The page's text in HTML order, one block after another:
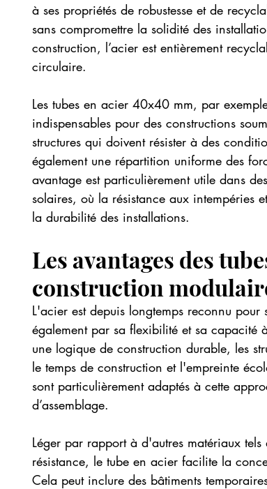
à ses propriétés de robustesse et de
sans compromettre la solidité des
construction, l’acier est entièrement
circulaire.
Les tubes en acier 40x40 mm, par
indispensables pour des constructions
structures qui doivent résister à des
également une répartition uniforme des
avantage est particulièrement utile dans
solaires, où la résistance aux intempéries
la durabilité des installations.
Les avantages des
construction
L'acier est depuis longtemps reconnu
également par sa flexibilité et sa capacité
une logique de construction durable, les
le temps de construction et l'empreinte
sont particulièrement adaptés à cette
d’assemblage.
Léger par rapport à d'autres matériaux
résistance, le tube en acier facilite la
Cela peut inclure des bâtiments